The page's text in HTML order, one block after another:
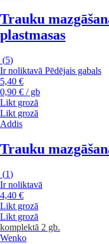
Trauku
plastmasas
(5)
Ir noliktavā Pēdējais gabals
5,40 €
0,90 € / gb
Likt grozā
Likt grozā
Addis
Trauku
(1)
Ir noliktavā
4,40 €
Likt grozā
Likt grozā
komplektā 2 gb.
Wenko